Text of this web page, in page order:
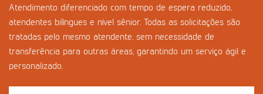
Atendimento diferenciado com tempo de espera reduzido,
atendentes bilíngues e nível sênior. Todas as solicitações são
tratadas pelo mesmo atendente, sem necessidade de
transferência para outras áreas, garantindo um serviço ágil e
personalizado.